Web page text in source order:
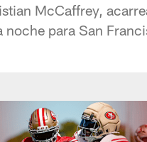
McCaffrey,
para San